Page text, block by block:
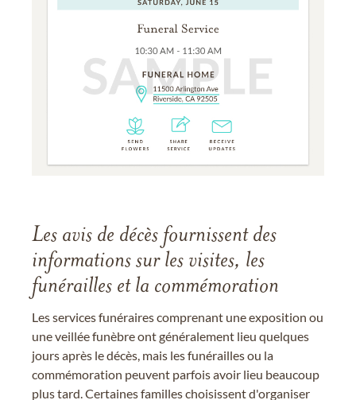
Les avis de décès fournissent des
informations sur les visites, les
funérailles et la commémoration
Les services funéraires comprenant une exposition ou
une veillée funèbre ont généralement lieu quelques
jours après le décès, mais les funérailles ou la
commémoration peuvent parfois avoir lieu beaucoup
plus tard. Certaines familles choisissent d'organiser